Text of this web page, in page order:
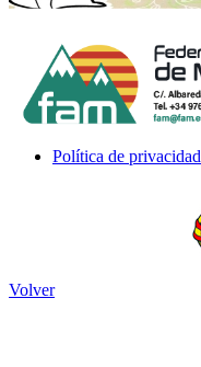
Política de privacidad
Volver